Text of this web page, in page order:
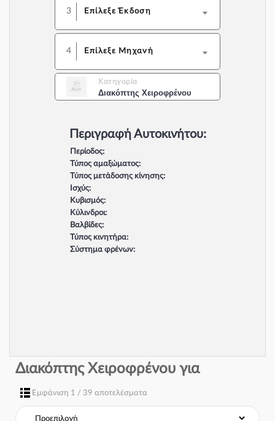
3 Επίλεξε Έκδοση
4 Επίλεξε Μηχανή
Κατηγορία
Διακόπτης Χειροφρένου
Περιγραφή Αυτοκινήτου:
Περίοδος:
Τύπος αμαξώματος:
Τύπος μετάδοσης κίνησης:
Ισχύς:
Κυβισμός:
Κύλινδροι:
Βαλβίδες:
Τύπος κινητήρα:
Σύστημα φρένων:
Διακόπτης Χειροφρένου για
Εμφάνιση 1 / 39 αποτελέσματα